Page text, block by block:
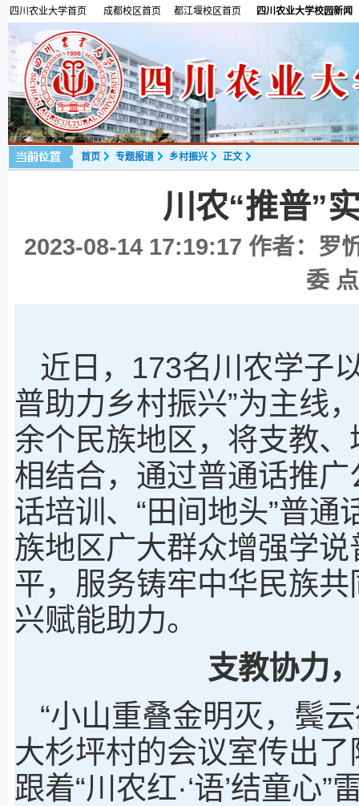
四川农业大学首页 成都校区首页 都江堰校区首页 四川农业大学校园新闻
首页 专题报道 乡村振兴 正文
川农“推普”
2023-08-14 17:19:17 作者：罗
委
近日，173名川农学子
普助力乡村振兴”为主线
余个民族地区，将支教
相结合，通过普通话推广
话培训、“田间地头”普
族地区广大群众增强学
平，服务铸牢中华民族
兴赋能助力。
支教协力
“小山重叠金明灭，鬓
大杉坪村的会议室传出
跟着“川农红·‘语’结童心